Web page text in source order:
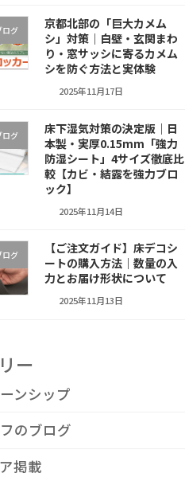
ログ
京都北部の「巨大カメム
シ」対策｜白壁・玄関まわ
り・窓サッシに寄るカメム
シを防ぐ方法と実体験
2025年11月17日
ログ
床下湿気対策の決定版｜日
本製・実厚0.15mm「強力
防湿シート」4サイズ徹底比
較【カビ・結露を強力ブロ
ック】
2025年11月14日
ログ
【ご注文ガイド】床デコシ
ートの購入方法｜数量の入
力とお届け形状について
2025年11月13日
ー
ンシップ
のブログ
掲載